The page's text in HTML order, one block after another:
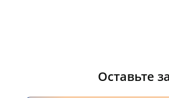
Оставьте